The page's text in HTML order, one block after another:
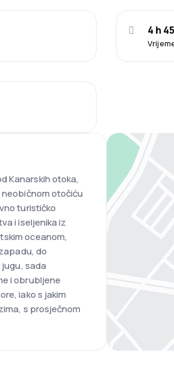
4 h
Kanarskih otoka,
otočiću
turističko
i iseljenika iz
oceanom,
do
sada
i obrubljene
iako s jakim
s prosječnom